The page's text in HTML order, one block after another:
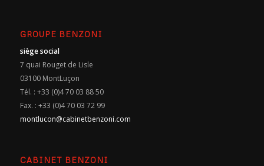
GROUPE BENZONI
siège social
7 quai Rouget de Lisle
03100 MontLuçon
Tél. : +33 (0)4 70 03 88 50
Fax. : +33 (0)4 70 03 72 99
montlucon@cabinetbenzoni.com
CABINET BENZONI